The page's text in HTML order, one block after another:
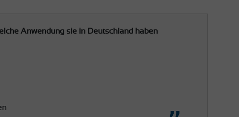
Anwendung sie in Deutschland haben